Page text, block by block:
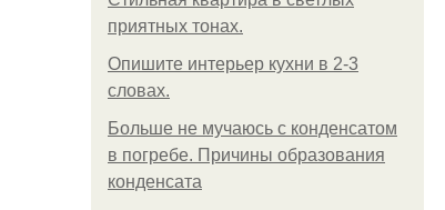
приятных тонах.
Опишите интерьер кухни в 2-3
словах.
Больше не мучаюсь с конденсатом
в погребе. Причины образования
конденсата